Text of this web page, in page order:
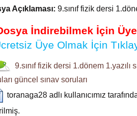
Açıklaması: 9.sınıf fizik dersi
İndirebilmek İçin
Üye Olmak İçin
9.sınıf fizik dersi 1.dönem 1.yazılı
güncel sınav soruları
toranaga28 adlı kullanıcımız